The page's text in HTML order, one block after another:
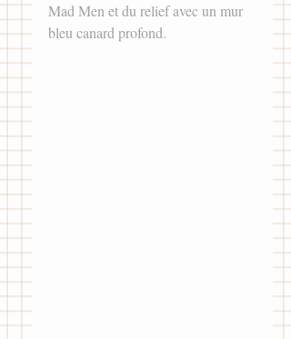
Mad Men et du relief avec un mur
bleu canard profond.